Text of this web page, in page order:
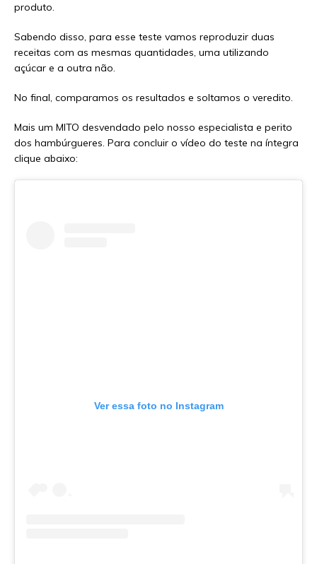
produto.
Sabendo disso, para esse teste vamos reproduzir duas
receitas com as mesmas quantidades, uma utilizando
açúcar e a outra não.
No final, comparamos os resultados e soltamos o veredito.
Mais um MITO desvendado pelo nosso especialista e perito
dos hambúrgueres. Para concluir o vídeo do teste na íntegra
clique abaixo:
Ver essa foto no Instagram